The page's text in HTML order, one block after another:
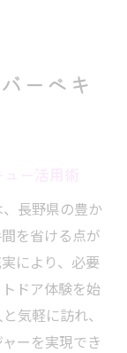
ーベキ
長野県の豊か
を省ける点が
により、必要
ドア体験を始
気軽に訪れ、
ーを実現でき